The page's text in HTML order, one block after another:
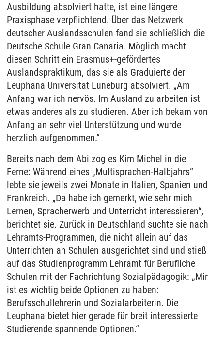
Ausbildung absolviert hatte, ist eine längere
Praxisphase verpflichtend. Über das Netzwerk
deutscher Auslandsschulen fand sie schließlich die
Deutsche Schule Gran Canaria. Möglich macht
diesen Schritt ein Erasmus+-gefördertes
Auslandspraktikum, das sie als Graduierte der
Leuphana Universität Lüneburg absolviert. „Am
Anfang war ich nervös. Im Ausland zu arbeiten ist
etwas anderes als zu studieren. Aber ich bekam von
Anfang an sehr viel Unterstützung und wurde
herzlich aufgenommen.“
Bereits nach dem Abi zog es Kim Michel in die
Ferne: Während eines „Multisprachen-Halbjahrs“
lebte sie jeweils zwei Monate in Italien, Spanien und
Frankreich. „Da habe ich gemerkt, wie sehr mich
Lernen, Spracherwerb und Unterricht interessieren“,
berichtet sie. Zurück in Deutschland suchte sie nach
Lehramts-Programmen, die nicht allein auf das
Unterrichten an Schulen ausgerichtet sind und stieß
auf das Studienprogramm Lehramt für Berufliche
Schulen mit der Fachrichtung Sozialpädagogik: „Mir
ist es wichtig beide Optionen zu haben:
Berufsschullehrerin und Sozialarbeiterin. Die
Leuphana bietet hier gerade für breit interessierte
Studierende spannende Optionen.“